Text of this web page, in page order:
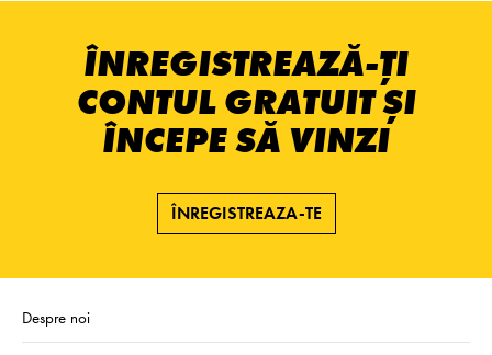
ÎNREGISTREAZĂ-ȚI
CONTUL GRATUIT ȘI
ÎNCEPE SĂ VINZI
ÎNREGISTREAZA-TE
Despre noi